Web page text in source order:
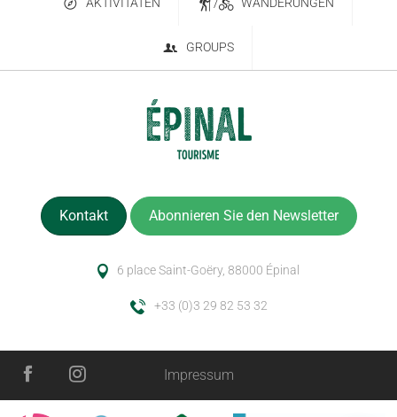
Service
AKTIVITÄTEN / WANDERUNGEN
GROUPS
Kontakt Abonnieren Sie den Newsletter
6 place Saint-Goëry, 88000 Épinal
+33 (0)3 29 82 53 32
Impressum